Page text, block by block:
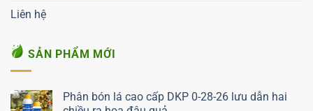
Liên hệ
SẢN PHẨM MỚI
Phân bón lá cao cấp DKP 0-28-26 lưu dẫn hai